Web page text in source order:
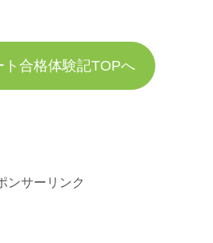
ト合格体験記TOPへ
ンサーリンク